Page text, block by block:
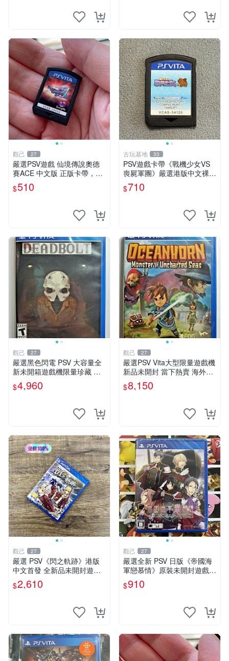
觀己 27
嚴選PSV遊戲 仙境傳說奧德
賽ACE 中文版 正版卡帶，讀
盤順暢 盤面乾淨 合適收藏或
自用 PSV 主機 游戲卡帶 仙境
$510
古玩基地 33
PSV遊戲卡帶《戰機少女VS
喪屍軍團》嚴選港版中文裸卡
實測正常 遊戲機限定 PSV 卡
帶 港版 中文 游戲卡帶 激戰
$710
觀己 27
嚴選黑色閃電 PSV 大容量全
新未開箱遊戲機限量珍藏 電
玩 測試版 遊戲機 PSVita
$4,960
觀己 27
嚴選PSV Vita大型限量遊戲機
新品未開封 當下熱賣 海外版
發行限量 測試版
$8,150
觀己 27
嚴選 PSV《閃之軌跡》港版
中文首發 全新品未開封遊戲
機 閃之軌跡 港版 中文 版本
$2,610
觀己 27
嚴選全新 PSV 日版《帝國海
軍戀慕情》原裝未開封遊戲
機，適合收藏 帝國海軍戀慕
情 PSV 未拆封 游戲機
$910